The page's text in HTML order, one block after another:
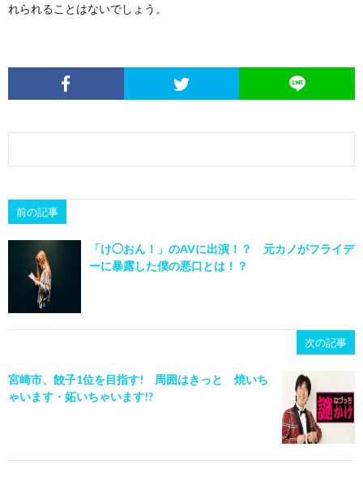
れられることはないでしょう。
前の記事
「け◯おん！」のAVに出演！？ 元カノがフライデ
ーに暴露した僕の悪口とは！？
次の記事
宮崎市、餃子1位を目指す! 周囲はきっと 焼いち
ゃいます・妬いちゃいます!?